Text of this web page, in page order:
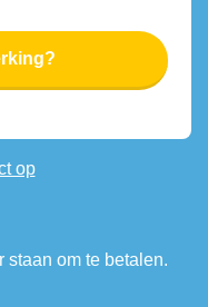
op
staan om te betalen.